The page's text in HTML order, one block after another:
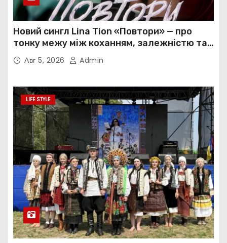
Новий сингл Lina Tion «Повтори» — про
тонку межу між коханням, залежністю та
нав’язливою прив’язаністю
Авг 5, 2026 Admin
LIFE STYLE